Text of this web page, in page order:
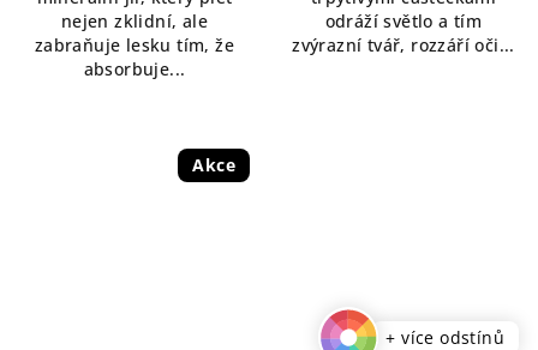
nejen zklidní, ale
zabraňuje lesku tím, že
absorbuje...
odráží světlo a tím
zvýrazní tvář, rozzáří oči...
Akce
+ více odstínů